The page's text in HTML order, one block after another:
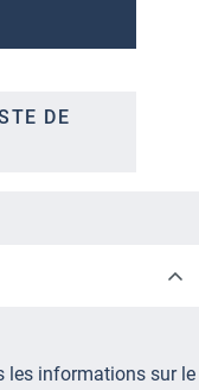
DE
les informations sur le